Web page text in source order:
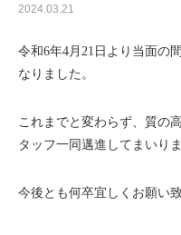
2024.03.21
令和6年4月21日より当面の
なりました。
これまでと変わらず、質の
タッフ一同邁進してまいり
今後とも何卒宜しくお願い致